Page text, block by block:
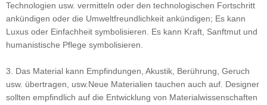
Technologien usw. vermitteln oder den technologischen Fortschritt
ankündigen oder die Umweltfreundlichkeit ankündigen; Es kann
Luxus oder Einfachheit symbolisieren. Es kann Kraft, Sanftmut und
humanistische Pflege symbolisieren.
3. Das Material kann Empfindungen, Akustik, Berührung, Geruch
usw. übertragen, usw.Neue Materialien tauchen auch auf. Designer
sollten empfindlich auf die Entwicklung von Materialwissenschaften